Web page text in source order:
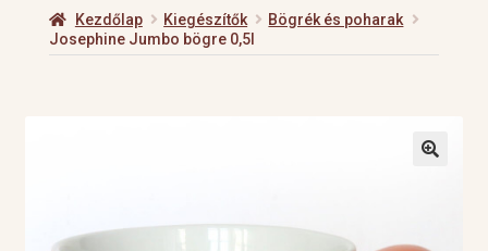
Kezdőlap Kiegészítők
Bögrék és poharak
Josephine Jumbo bögre 0,5l